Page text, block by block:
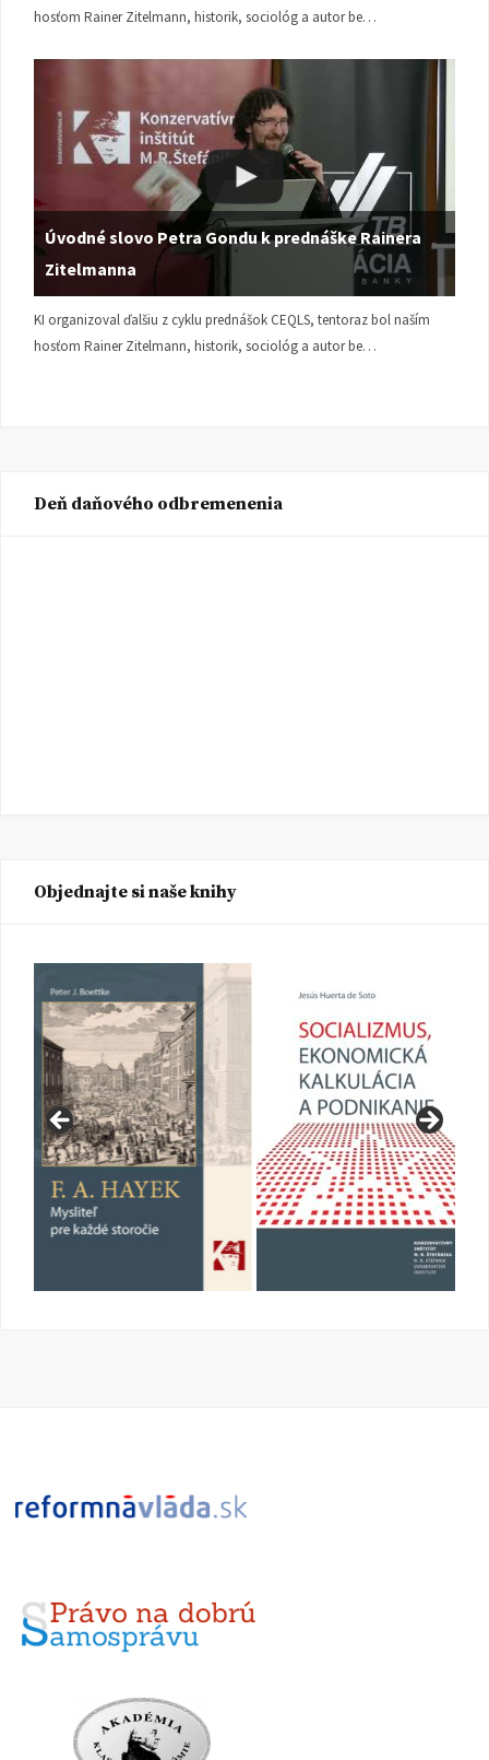
hosťom Rainer Zitelmann, historik, sociológ a autor be…
Úvodné slovo Petra Gondu k prednáške Rainera
Zitelmanna
KI organizoval ďalšiu z cyklu prednášok CEQLS, tentoraz bol naším
hosťom Rainer Zitelmann, historik, sociológ a autor be…
Deň daňového odbremenenia
Objednajte si naše knihy